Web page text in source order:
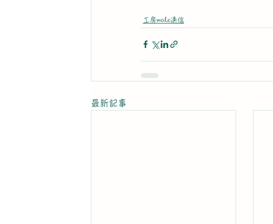
工房mole通信
最新記事